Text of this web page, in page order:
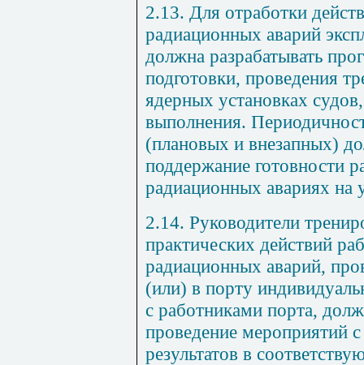
2.13. Для отработки
радиационных аварий
должна разрабатывать
подготовки, проведения
ядерных установках
выполнения.
(плановых и внезапных)
поддержание готовности
радиационных авариях на
2.14. Руководители
практических действий
радиационных аварий,
(или) в порту
с работниками порта,
проведение мероприятий
результатов в